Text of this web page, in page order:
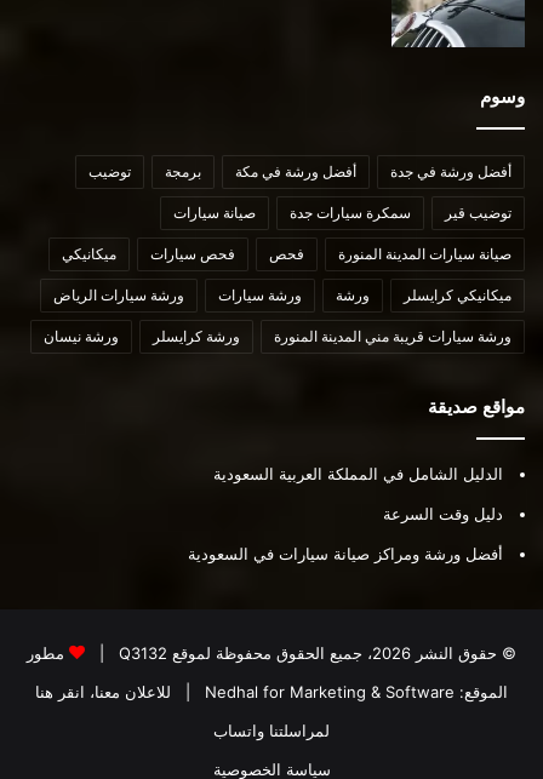
وسوم
أفضل ورشة في جدة أفضل ورشة في مكة برمجة توضيب
توضيب قير سمكرة سيارات جدة صيانة سيارات
صيانة سيارات المدينة المنورة فحص فحص سيارات ميكانيكي
ميكانيكي كرايسلر ورشة ورشة سيارات ورشة سيارات الرياض
ورشة سيارات قريبة مني المدينة المنورة ورشة كرايسلر ورشة نيسان
مواقع صديقة
الدليل الشامل في المملكة العربية السعودية
دليل وقت السرعة
أفضل ورشة ومراكز صيانة سيارات في السعودية
© حقوق النشر 2026، جميع الحقوق محفوظة لموقع Q3132
مطور
الموقع: Nedhal for Marketing & Software
للاعلان معنا، انقر هنا
لمراسلتنا واتساب
سياسة الخصوصية